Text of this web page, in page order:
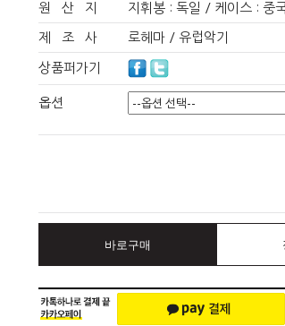
원 산 지 지휘봉 : 독일 / 케이스 : 중
제 조 사 로헤마 / 유럽악기
상품퍼가기
옵션
바로구매